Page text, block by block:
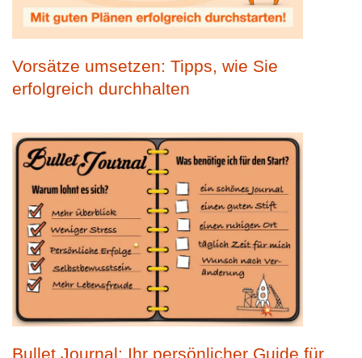
Vorsätze umsetzen: Tipps, wie Sie
erfolgreich durchhalten
Bullet Journal: Ihr persönlicher Guide für